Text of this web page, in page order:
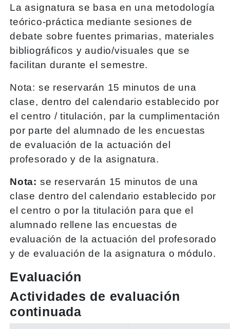
La asignatura se basa en una metodología
teórico-práctica mediante sesiones de
debate sobre fuentes primarias, materiales
bibliográficos y audio/visuales que se
facilitan durante el semestre.
Nota: se reservarán 15 minutos de una
clase, dentro del calendario establecido por
el centro / titulación, par la cumplimentación
por parte del alumnado de les encuestas
de evaluación de la actuación del
profesorado y de la asignatura.
Nota: se reservarán 15 minutos de una
clase dentro del calendario establecido por
el centro o por la titulación para que el
alumnado rellene las encuestas de
evaluación de la actuación del profesorado
y de evaluación de la asignatura o módulo.
Evaluación
Actividades de evaluación
continuada